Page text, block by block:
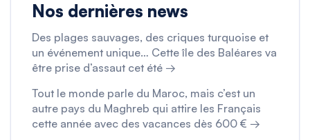
Nos dernières news
Des plages sauvages, des criques turquoise et
un événement unique… Cette île des Baléares va
être prise d’assaut cet été →
Tout le monde parle du Maroc, mais c’est un
autre pays du Maghreb qui attire les Français
cette année avec des vacances dès 600 € →